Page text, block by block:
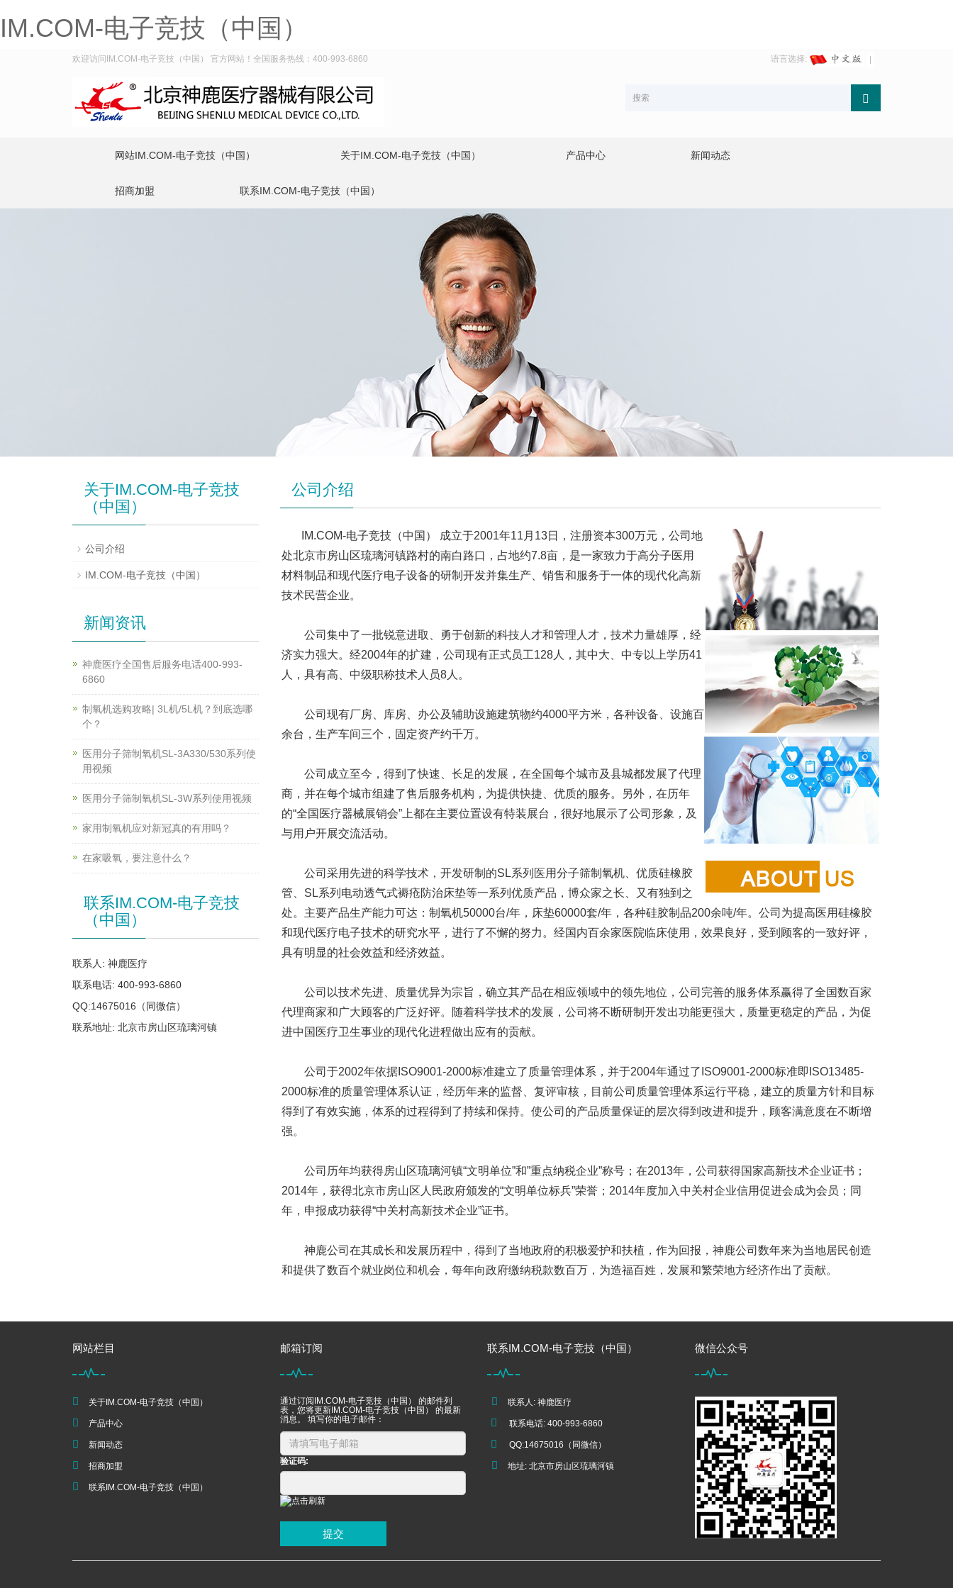
IM.COM-电子竞技（中国）
欢迎访问IM.COM-电子竞技（中国） 官方网站！全国服务热线：400-993-6860 语言选择:
网站IM.COM-电子竞技（中国） 关于IM.COM-电子竞技（中国） 产品中心 新闻动态
招商加盟 联系IM.COM-电子竞技（中国）
公司介绍
IM.COM-电子竞技（中国） 成立于2001年11月13日，注册资本300万元，公司地
处北京市房山区琉璃河镇路村的南白路口，占地约7.8亩，是一家致力于高分子医用
材料制品和现代医疗电子设备的研制开发并集生产、销售和服务于一体的现代化高新
技术民营企业。
公司集中了一批锐意进取、勇于创新的科技人才和管理人才，技术力量雄厚，经
济实力强大。经2004年的扩建，公司现有正式员工128人，其中大、中专以上学历41
人，具有高、中级职称技术人员8人。
公司现有厂房、库房、办公及辅助设施建筑物约4000平方米，各种设备、设施百
余台，生产车间三个，固定资产约千万。
公司成立至今，得到了快速、长足的发展，在全国每个城市及县城都发展了代理
商，并在每个城市组建了售后服务机构，为提供快捷、优质的服务。另外，在历年
的“全国医疗器械展销会”上都在主要位置设有特装展台，很好地展示了公司形象，及
与用户开展交流活动。
公司采用先进的科学技术，开发研制的SL系列医用分子筛制氧机、优质硅橡胶
管、SL系列电动透气式褥疮防治床垫等一系列优质产品，博众家之长、又有独到之
处。主要产品生产能力可达：制氧机50000台/年，床垫60000套/年，各种硅胶制品200余吨/年。公司为提高医用硅橡胶
和现代医疗电子技术的研究水平，进行了不懈的努力。经国内百余家医院临床使用，效果良好，受到顾客的一致好评，
具有明显的社会效益和经济效益。
公司以技术先进、质量优异为宗旨，确立其产品在相应领域中的领先地位，公司完善的服务体系赢得了全国数百家
代理商家和广大顾客的广泛好评。随着科学技术的发展，公司将不断研制开发出功能更强大，质量更稳定的产品，为促
进中国医疗卫生事业的现代化进程做出应有的贡献。
公司于2002年依据ISO9001-2000标准建立了质量管理体系，并于2004年通过了ISO9001-2000标准即ISO13485-
2000标准的质量管理体系认证，经历年来的监督、复评审核，目前公司质量管理体系运行平稳，建立的质量方针和目标
得到了有效实施，体系的过程得到了持续和保持。使公司的产品质量保证的层次得到改进和提升，顾客满意度在不断增
强。
公司历年均获得房山区琉璃河镇“文明单位”和”重点纳税企业”称号；在2013年，公司获得国家高新技术企业证书；
2014年，获得北京市房山区人民政府颁发的“文明单位标兵”荣誉；2014年度加入中关村企业信用促进会成为会员；同
年，申报成功获得“中关村高新技术企业”证书。
神鹿公司在其成长和发展历程中，得到了当地政府的积极爱护和扶植，作为回报，神鹿公司数年来为当地居民创造
和提供了数百个就业岗位和机会，每年向政府缴纳税款数百万，为造福百姓，发展和繁荣地方经济作出了贡献。
关于IM.COM-电子竞技
（中国）
公司介绍
IM.COM-电子竞技（中国）
新闻资讯
神鹿医疗全国售后服务电话400-993-
6860
制氧机选购攻略| 3L机/5L机？到底选哪
个？
医用分子筛制氧机SL-3A330/530系列使
用视频
医用分子筛制氧机SL-3W系列使用视频
家用制氧机应对新冠真的有用吗？
在家吸氧，要注意什么？
联系IM.COM-电子竞技
（中国）
联系人: 神鹿医疗
联系电话: 400-993-6860
QQ:14675016（同微信）
联系地址: 北京市房山区琉璃河镇
网站栏目
关于IM.COM-电子竞技（中国）
产品中心
新闻动态
招商加盟
联系IM.COM-电子竞技（中国）
邮箱订阅
通过订阅IM.COM-电子竞技（中国） 的邮件列
表，您将更新IM.COM-电子竞技（中国） 的最新
消息。 填写你的电子邮件：
验证码:
提交
联系IM.COM-电子竞技（中国）
联系人: 神鹿医疗
联系电话: 400-993-6860
QQ:14675016（同微信）
地址: 北京市房山区琉璃河镇
微信公众号